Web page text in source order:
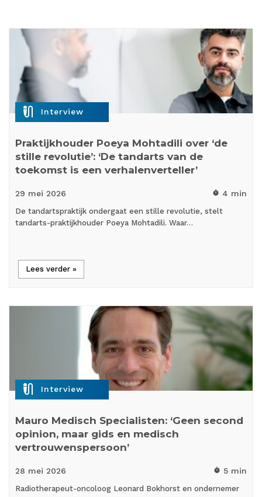
mic_external_on Interview
Praktijkhouder Poeya Mohtadili over ‘de
stille revolutie’: ‘De tandarts van de
toekomst is een verhalenverteller’
29 mei 2026 timer 4 min
De tandartspraktijk ondergaat een stille revolutie, stelt
tandarts-praktijkhouder Poeya Mohtadili. Waar…
Lees verder »
mic_external_on Interview
Mauro Medisch Specialisten: ‘Geen second
opinion, maar gids en medisch
vertrouwenspersoon’
28 mei 2026 timer 5 min
Radiotherapeut-oncoloog Leonard Bokhorst en ondernemer